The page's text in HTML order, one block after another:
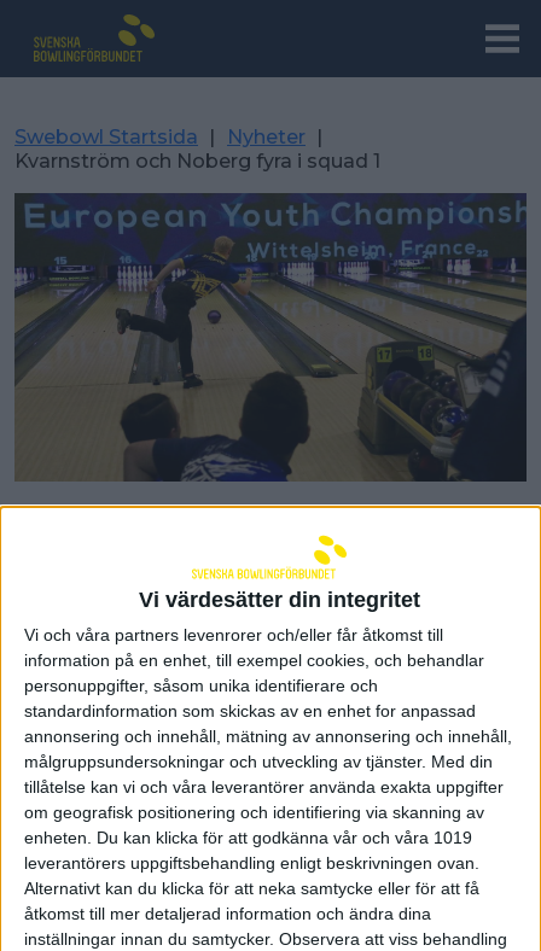
Vi värdesätter din integritet
Vi och våra partners levenrorer och/eller får åtkomst till
information på en enhet, till exempel cookies, och behandlar
personuppgifter, såsom unika identifierare och
standardinformation som skickas av en enhet for anpassad
annonsering och innehåll, mätning av annonsering och innehåll,
målgruppsundersokningar och utveckling av tjänster. Med din
tillåtelse kan vi och våra leverantörer använda exakta uppgifter
om geografisk positionering och identifiering via skanning av
enheten. Du kan klicka för att godkänna vår och våra 1019
leverantörers uppgiftsbehandling enligt beskrivningen ovan.
Alternativt kan du klicka för att neka samtycke eller för att få
åtkomst till mer detaljerad information och ändra dina
inställningar innan du samtycker. Observera att viss behandling
Swebowl Startsida | Nyheter |
Kvarnström och Noberg fyra i squad 1
Kvarnström och Noberg fyra
Alvin Kvarnström och Robin Noberg blir fyra i
squad 1 på 2424 poäng. Danmark vinner squad 1
på 2633 poäng.
– Det känns skönt att vara igång. Det var lite nervöst
i början men efter andra serien kunde jag slappna av
och spelet kändes bra. Nu får vi ladda om för Teams
och så kan man nog gå in mer avslappnat där på
tisdag, säger Robin Noberg.
Carl Eklund och Robin Ilhammar spelar i squad 2.
Start runt kl 13.40.
Resultat